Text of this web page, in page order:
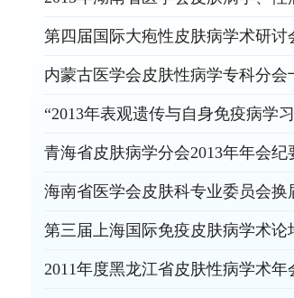
第四届国际大疱性皮肤病学术研
内蒙古医学会皮肤性病学专科分
“2013年表观遗传与自身免疫病学
青海省皮肤病学分会2013年年会纪
海南省医学会皮肤科专业委员会
第三届上海国际免疫皮肤病学术论
2011年度黑龙江省皮肤性病学术